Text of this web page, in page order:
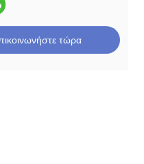
τώρα